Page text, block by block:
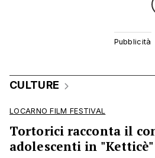
CULTURE
LOCARNO FILM FESTIVAL
Tortorici racconta il
adolescenti in "Ketticè"